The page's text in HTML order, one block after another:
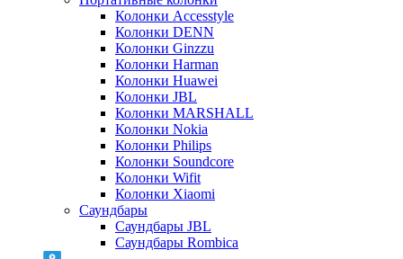
Колонки Accesstyle
Колонки DENN
Колонки Ginzzu
Колонки Harman
Колонки Huawei
Колонки JBL
Колонки MARSHALL
Колонки Nokia
Колонки Philips
Колонки Soundcore
Колонки Wifit
Колонки Xiaomi
Саундбары
Саундбары JBL
Саундбары Rombica